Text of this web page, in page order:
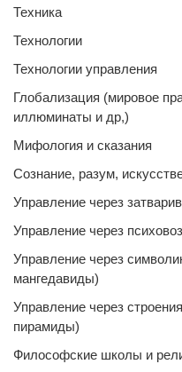
Техника
Технологии
Технологии управления
Глобализация (мировое
иллюминаты и др,)
Мифология и сказания
Сознание, разум,
Управление через
Управление через
Управление через
мангедавиды)
Управление через
пирамиды)
Философские школы и